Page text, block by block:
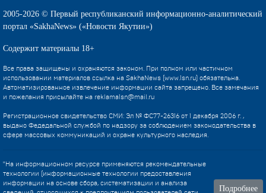
2005-2026 © Первый республиканский информационно-аналитический
портал «SakhaNews» («Новости Якутии»)
Содержит материалы 18+
Все права защищены и охраняются законом. При полном или частичном
использовании материалов ссылка на SakhaNews (www.1sn.ru) обязательна.
Автоматизированное извлечение информации сайта запрещено. Все замечания
и пожелания присылайте на reklama1sn@mail.ru
Регистрационное свидетельство СМИ: Эл № ФС77-26316 от 1 декабря 2006 г. ,
выдано Федедальной службой по надзору за соблюдением законодательства в
сфере массовых коммуникаций и охране культурного наследия.
"На информационном ресурсе применяются рекомендательные
технологии (информационные технологии предоставления
информации на основе сбора, систематизации и анализа
Подробнее